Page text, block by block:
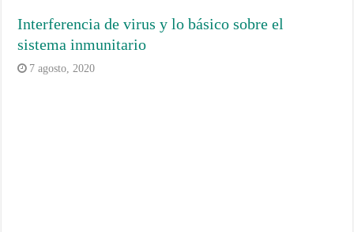
Interferencia de virus y lo básico sobre el
sistema inmunitario
7 agosto, 2020